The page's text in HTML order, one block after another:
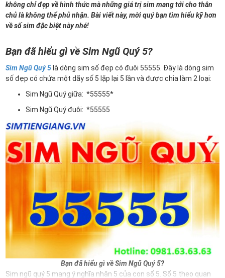
không chỉ đẹp về hình thức mà những giá trị sim mang tới cho thân
chủ là không thể phủ nhận. Bài viết này, mời quý bạn tìm hiểu kỹ hơn
về số sim đặc biệt này nhé!
Bạn đã hiểu gì về Sim Ngũ Quý 5?
Sim Ngũ Quý 5 là dòng sim số đẹp có đuôi 55555. Đây là dòng sim
số đẹp có chứa một dãy số 5 lặp lại 5 lần và được chia làm 2 loại:
Sim Ngũ Quý giữa: *55555*
Sim Ngũ Quý đuôi: *55555
Bạn đã hiểu gì về Sim Ngũ Quý 5?
Sim ngũ quý 5 mang ý nghĩa nhân 5 của con số 5. Số 5 theo quan